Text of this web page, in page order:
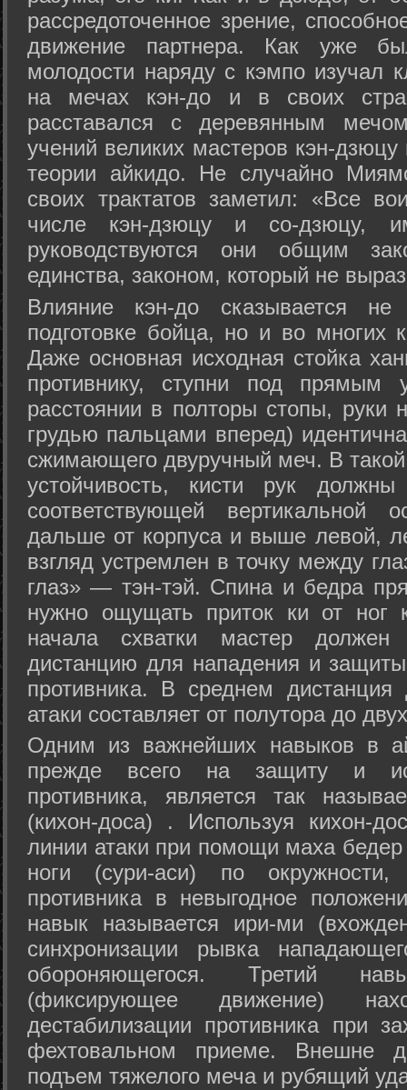
рассредоточенное зрение,
движение партнера. Как уже
молодости наряду с кэмпо изучал
на мечах кэн-до и в своих
расставался с деревянным
учений великих мастеров кэн-
теории айкидо. Не случайно
своих трактатов заметил: «Все
числе кэн-дзюцу и со-дзюцу,
руководствуются они общим
единства, законом, который не
Влияние кэн-до сказывается не
подготовке бойца, но и во многих
Даже основная исходная стойка
противнику, ступни под прямым
расстоянии в полторы стопы, руки
грудью пальцами вперед)
сжимающего двуручный меч. В
устойчивость, кисти рук
соответствующей
дальше от корпуса и выше левой,
взгляд устремлен в точку между
глаз» — тэн-тэй. Спина и бедра
нужно ощущать приток ки от
начала схватки мастер должен
дистанцию для нападения и
противника. В среднем
атаки составляет от полутора до
Одним из важнейших навыков в
прежде всего на защиту и
противника, является так
(кихон-доса) . Используя кихон-
линии атаки при помощи маха
ноги (сури-аси) по
противника в невыгодное
навык называется ири-ми
синхронизации рывка
обороняющегося. Третий
(фиксирующее движение)
дестабилизации противника при
фехтовальном приеме. Внешне
подъем тяжелого меча и рубящий